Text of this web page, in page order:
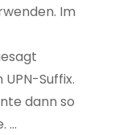
Im
Suffix.
dann so
…